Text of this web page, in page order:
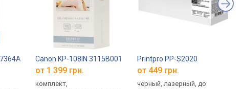
Canon KP-108IN 3115B001
от 1 399 грн.
комплект,
Printpro PP-S2020
от 449 грн.
черный, лазерный, до